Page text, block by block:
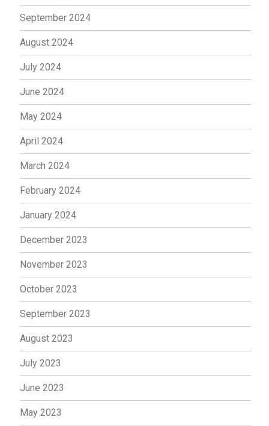
September 2024
August 2024
July 2024
June 2024
May 2024
April 2024
March 2024
February 2024
January 2024
December 2023
November 2023
October 2023
September 2023
August 2023
July 2023
June 2023
May 2023